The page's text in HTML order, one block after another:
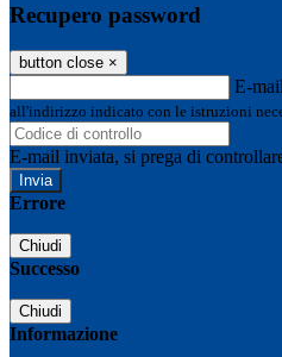
Recupero password
button close ×
E-mail
all'indirizzo indicato con le istruzioni
E-mail inviata, si prega di
Errore
Chiudi
Successo
Chiudi
Informazione